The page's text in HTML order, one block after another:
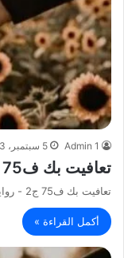
Admin 1 5 سبتمبر، 2023
تعافيت بك ف75 ج2 – رواية تعافيت بك PDF
تعافيت بك ف75 ج2 - رواية تعافيت بك PDF
أكمل القراءة »